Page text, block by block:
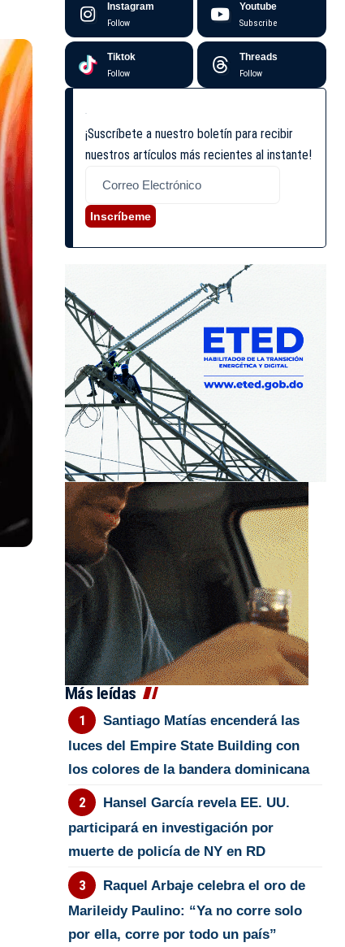
Instagram
Follow
Youtube
Subscribe
Tiktok
Follow
Threads
Follow
¡Suscríbete a nuestro boletín para recibir
nuestros artículos más recientes al instante!
Inscríbeme
Más leídas
Santiago Matías encenderá las
luces del Empire State Building con
los colores de la bandera dominicana
Hansel García revela EE. UU.
participará en investigación por
muerte de policía de NY en RD
Raquel Arbaje celebra el oro de
Marileidy Paulino: “Ya no corre solo
por ella, corre por todo un país”